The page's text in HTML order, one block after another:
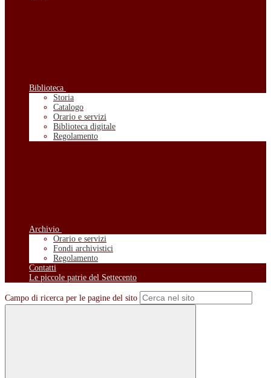
Biblioteca
Storia
Catalogo
Orario e servizi
Biblioteca digitale
Regolamento
Archivio
Orario e servizi
Fondi archivistici
Regolamento
Contatti
Le piccole patrie del Settecento
Campo di ricerca per le pagine del sito